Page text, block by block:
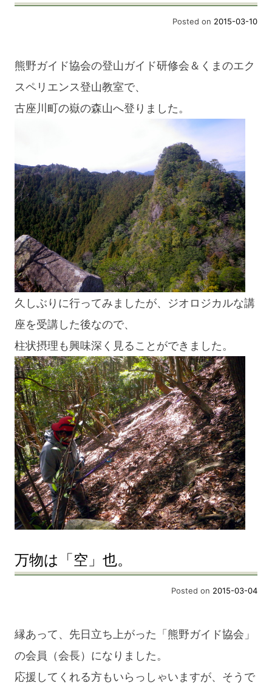
Posted on 2015-03-10
熊野ガイド協会の登山ガイド研修会＆くまのエク
スペリエンス登山教室で、
古座川町の嶽の森山へ登りました。
久しぶりに行ってみましたが、ジオロジカルな講
座を受講した後なので、
柱状摂理も興味深く見ることができました。
万物は「空」也。
Posted on 2015-03-04
縁あって、先日立ち上がった「熊野ガイド協会」
の会員（会長）になりました。
応援してくれる方もいらっしゃいますが、そうで